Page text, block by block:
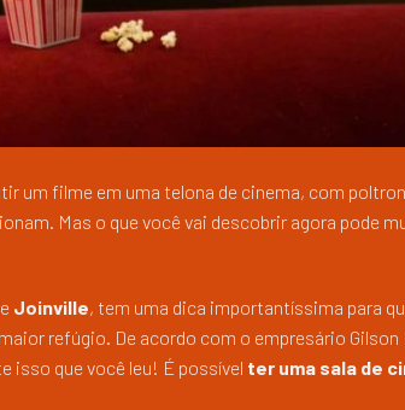
um filme em uma telona de cinema, com
Mas o que você vai descobrir agora pode
Joinville, tem uma dica importantíssima para
refúgio. De acordo com o empresário Gilson
isso que você leu! É possível ter uma sala de